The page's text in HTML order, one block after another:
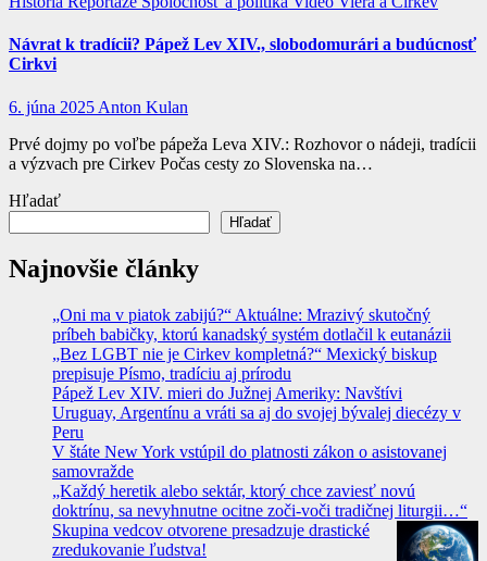
Návrat k tradícii? Pápež Lev XIV., slobodomurári a budúcnosť
Cirkvi
6. júna 2025 Anton Kulan
Prvé dojmy po voľbe pápeža Leva XIV.: Rozhovor o nádeji, tradícii
a výzvach pre Cirkev Počas cesty zo Slovenska na…
Hľadať
Hľadať
Najnovšie články
„Oni ma v piatok zabijú?“ Aktuálne: Mrazivý skutočný
príbeh babičky, ktorú kanadský systém dotlačil k eutanázii
„Bez LGBT nie je Cirkev kompletná?“ Mexický biskup
prepisuje Písmo, tradíciu aj prírodu
Pápež Lev XIV. mieri do Južnej Ameriky: Navštívi
Uruguay, Argentínu a vráti sa aj do svojej bývalej diecézy v
Peru
V štáte New York vstúpil do platnosti zákon o asistovanej
samovražde
„Každý heretik alebo sektár, ktorý chce zaviesť novú
doktrínu, sa nevyhnutne ocitne zoči-voči tradičnej liturgii…“
Skupina vedcov otvorene presadzuje drastické
zredukovanie ľudstva!